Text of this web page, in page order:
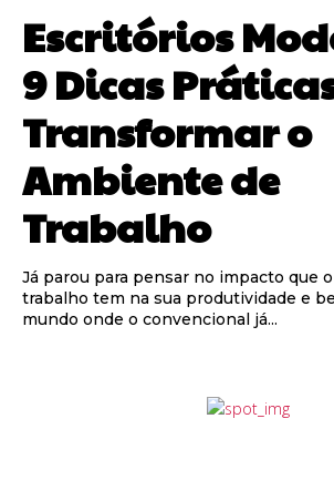
Escritórios
9 Dicas
Transformar o
Ambiente de
Trabalho
Já parou para pensar no impacto que
trabalho tem na sua produtividade e
mundo onde o convencional já...